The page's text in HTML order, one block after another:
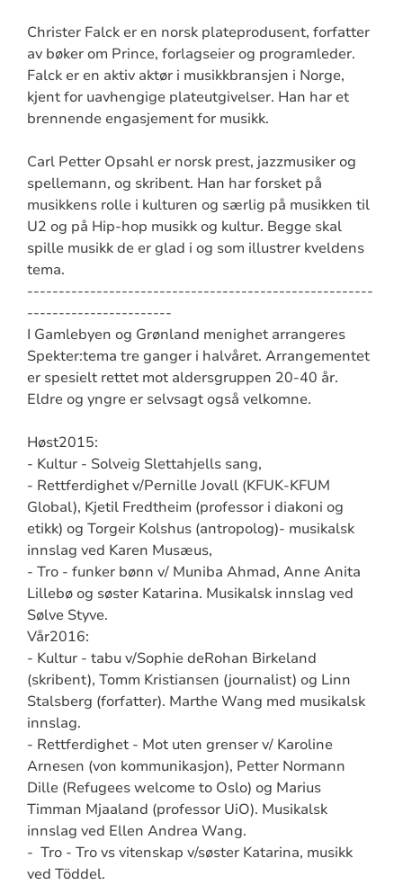
Christer Falck er en norsk plateprodusent, forfatter
av bøker om Prince, forlagseier og programleder.
Falck er en aktiv aktør i musikkbransjen i Norge,
kjent for uavhengige plateutgivelser. Han har et
brennende engasjement for musikk.
Carl Petter Opsahl er norsk prest, jazzmusiker og
spellemann, og skribent. Han har forsket på
musikkens rolle i kulturen og særlig på musikken til
U2 og på Hip-hop musikk og kultur. Begge skal
spille musikk de er glad i og som illustrer kveldens
tema.
-------------------------------------------------------
-----------------------
I Gamlebyen og Grønland menighet arrangeres
Spekter:tema tre ganger i halvåret. Arrangementet
er spesielt rettet mot aldersgruppen 20-40 år.
Eldre og yngre er selvsagt også velkomne.
Høst2015:
- Kultur - Solveig Slettahjells sang,
- Rettferdighet v/Pernille Jovall (KFUK-KFUM
Global), Kjetil Fredtheim (professor i diakoni og
etikk) og Torgeir Kolshus (antropolog)- musikalsk
innslag ved Karen Musæus,
- Tro - funker bønn v/ Muniba Ahmad, Anne Anita
Lillebø og søster Katarina. Musikalsk innslag ved
Sølve Styve.
Vår2016:
- Kultur - tabu v/Sophie deRohan Birkeland
(skribent), Tomm Kristiansen (journalist) og Linn
Stalsberg (forfatter). Marthe Wang med musikalsk
innslag.
- Rettferdighet - Mot uten grenser v/ Karoline
Arnesen (von kommunikasjon), Petter Normann
Dille (Refugees welcome to Oslo) og Marius
Timman Mjaaland (professor UiO). Musikalsk
innslag ved Ellen Andrea Wang.
- Tro - Tro vs vitenskap v/søster Katarina, musikk
ved Töddel.